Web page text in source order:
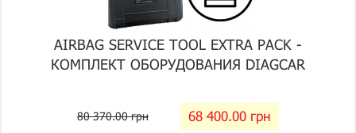
AIRBAG SERVICE TOOL EXTRA PACK -
КОМПЛЕКТ ОБОРУДОВАНИЯ DIAGCAR
80 370.00 грн 68 400.00 грн